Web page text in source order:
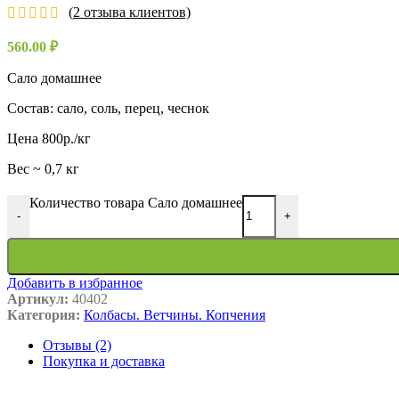
(2 отзыва клиентов)
560.00 ₽
Сало домашнее
Состав: сало, соль, перец, чеснок
Цена 800р./кг
Вес ~ 0,7 кг
-
Количество товара Сало домашнее
+
Добавить в избранное
Артикул: 40402
Категория: Колбасы. Ветчины. Копчения
Отзывы (2)
Покупка и доставка